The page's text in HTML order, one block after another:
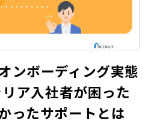
ンボーディング実態
ア入社者が困った
ったサポートとは